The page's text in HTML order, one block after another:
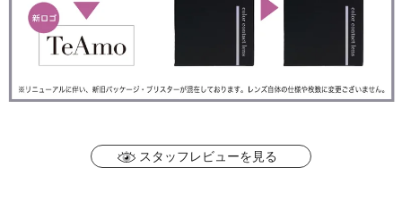
スタッフレビューを見る